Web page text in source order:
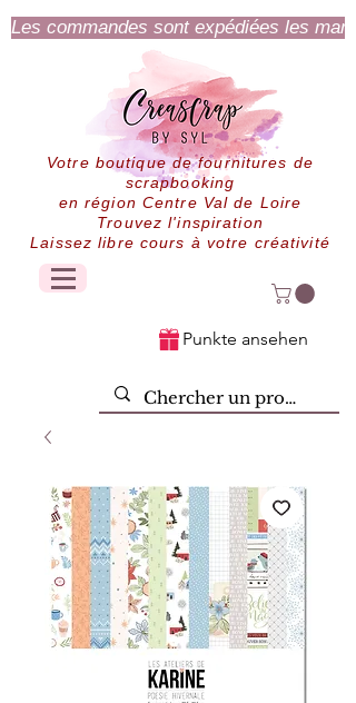
Les commandes sont expédiées les
Votre boutique de fournitures de
scrapbooking
en région Centre Val de Loire
Trouvez l'inspiration
Laissez libre cours à votre créativité
Punkte ansehen